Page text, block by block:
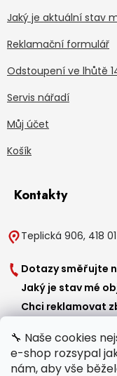
🔧 Naše cookies
e-shop rozsypal
nám, aby vše
Jaký je aktuální stav
Reklamační formulář
Odstoupení ve lhůtě
Servis nářadí
Můj účet
Košík
Kontakty
Teplická 906, 418
Dotazy směřujte
Jaký je stav mé
Chci reklamovat
Provozní doba